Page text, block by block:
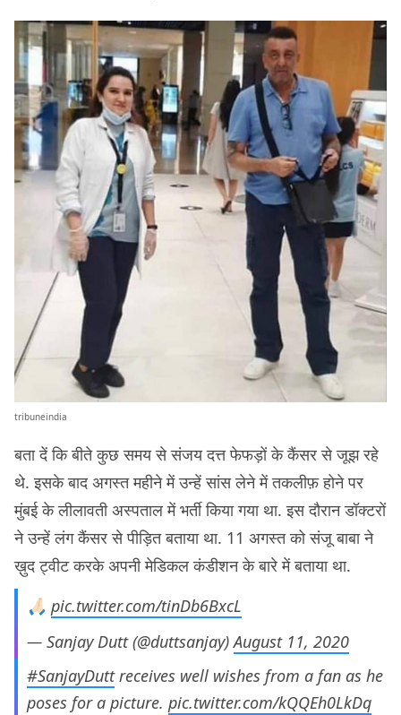
tribuneindia
बता दें कि बीते कुछ समय से संजय दत्त फेफड़ों के कैंसर से जूझ रहे
थे. इसके बाद अगस्त महीने में उन्हें सांस लेने में तकलीफ़ होने पर
मुंबई के लीलावती अस्पताल में भर्ती किया गया था. इस दौरान डॉक्टरों
ने उन्हें लंग कैंसर से पीड़ित बताया था. 11 अगस्त को संजू बाबा ने
ख़ुद ट्वीट करके अपनी मेडिकल कंडीशन के बारे में बताया था.
🙏🏻 pic.twitter.com/tinDb6BxcL
— Sanjay Dutt (@duttsanjay)August 11, 2020
#SanjayDuttreceives well wishes from a fan as he
poses for a picture. pic.twitter.com/kQQEh0LkDq